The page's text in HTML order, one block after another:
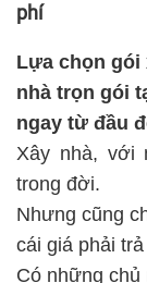
phí
Lựa chọn gói
nhà trọn gói
ngay từ đầu
Xây nhà, với
trong đời.
Nhưng cũng
cái giá phải
Có những chủ